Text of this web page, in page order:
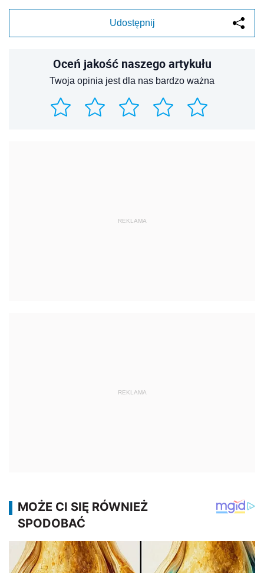
Udostępnij
Oceń jakość naszego artykułu
Twoja opinia jest dla nas bardzo ważna
REKLAMA
REKLAMA